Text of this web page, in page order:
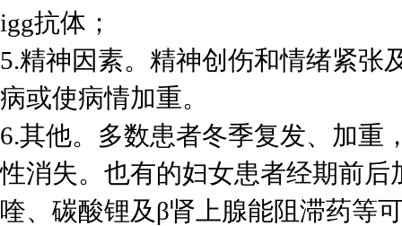
igg抗体；
5.精神因素。精神创伤和情绪紧张
病或使病情加重。
6.其他。多数患者冬季复发、加重
性消失。也有的妇女患者经期前
喹、碳酸锂及β肾上腺能阻滞药等